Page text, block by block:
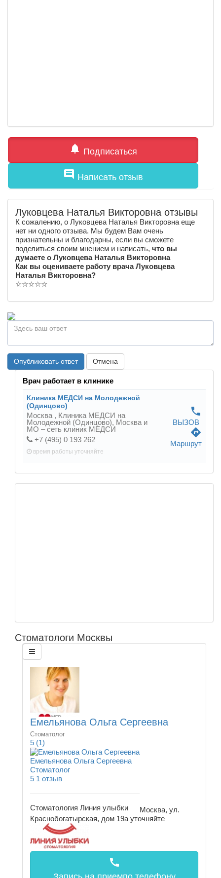
notifications Подписаться
comment Написать отзыв
Луковцева Наталья Викторовна отзывы
К сожалению, о Луковцева Наталья Викторовна еще
нет ни одного отзыва. Мы будем Вам очень
признательны и благодарны, если вы сможете
поделиться своим мнением и написать, что вы
думаете о Луковцева Наталья Викторовна
Как вы оцениваете работу врача Луковцева
Наталья Викторовна?
☆☆☆☆☆
Опубликовать ответ Отмена
Врач работает в клинике
Клиника МЕДСИ на Молодежной
(Одинцово)
Москва , Клиника МЕДСИ на
Молодежной (Одинцово), Москва и
МО – сеть клиник МЕДСИ
+7 (495) 0 193 262
время работы уточняйте
phone
ВЫЗОВ
directions
Маршрут
Стоматологи Москвы
Емельянова Ольга Сергеевна
Стоматолог
5 (1)
Емельянова Ольга Сергеевна
Стоматолог
5 1 отзыв
Стоматология Линия улыбки
Москва, ул.
Краснобогатырская, дом 19а уточняйте
call